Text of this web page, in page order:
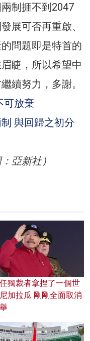
制捱不到2047
展可否再重啟、
問題即是特首的
睫，所以希望中
續努力，多謝。
可放棄
與回歸之初分
亞新社）
獨裁者拿捏了一個世
加拉瓜 剛剛全面取消